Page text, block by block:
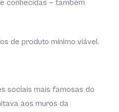
conhecidas — também
de produto mínimo viável.
sociais mais famosas do
aos muros da